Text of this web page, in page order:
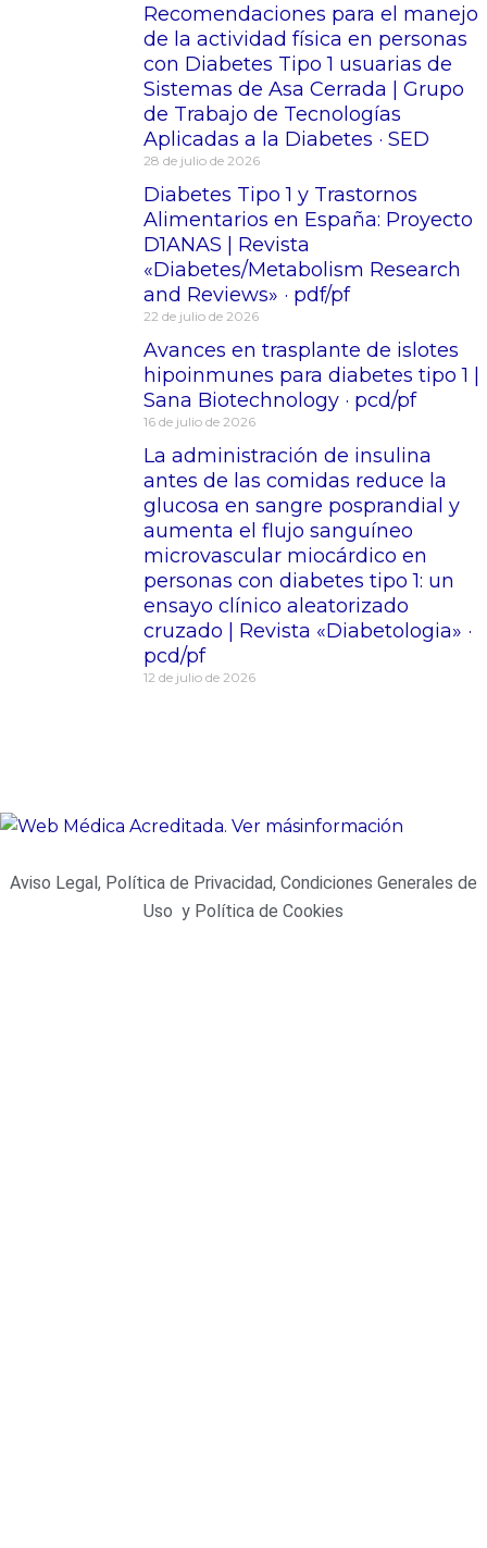
Recomendaciones para el manejo
de la actividad física en personas
con Diabetes Tipo 1 usuarias de
Sistemas de Asa Cerrada | Grupo
de Trabajo de Tecnologías
Aplicadas a la Diabetes · SED
28 de julio de 2026
Diabetes Tipo 1 y Trastornos
Alimentarios en España: Proyecto
D1ANAS | Revista
«Diabetes/Metabolism Research
and Reviews» · pdf/pf
22 de julio de 2026
Avances en trasplante de islotes
hipoinmunes para diabetes tipo 1 |
Sana Biotechnology · pcd/pf
16 de julio de 2026
La administración de insulina
antes de las comidas reduce la
glucosa en sangre posprandial y
aumenta el flujo sanguíneo
microvascular miocárdico en
personas con diabetes tipo 1: un
ensayo clínico aleatorizado
cruzado | Revista «Diabetologia» ·
pcd/pf
12 de julio de 2026
Aviso Legal, Política de Privacidad, Condiciones Generales de
Uso y Política de Cookies